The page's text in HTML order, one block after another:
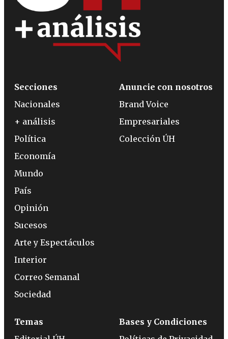
Secciones
Nacionales
+ análisis
Política
Economía
Mundo
País
Opinión
Sucesos
Arte y Espectáculos
Interior
Correo Semanal
Sociedad
Anuncie con nosotros
Brand Voice
Empresariales
Colección ÚH
Temas
Bases y Condiciones